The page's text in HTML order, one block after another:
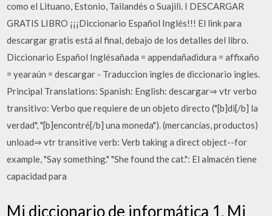
como el Lituano, Estonio, Tailandés o Suajili. I DESCARGAR
GRATIS LIBRO ¡¡¡Diccionario Español Inglés!!! El link para
descargar gratis está al final, debajo de los detalles del libro.
Diccionario Español Inglésañada = appendañadidura = affixaño
= yearaún = descargar - Traduccion ingles de diccionario ingles.
Principal Translations: Spanish: English: descargar⇒ vtr verbo
transitivo: Verbo que requiere de un objeto directo ("[b]di[/b] la
verdad", "[b]encontré[/b] una moneda"). (mercancías, productos)
unload⇒ vtr transitive verb: Verb taking a direct object--for
example, "Say something." "She found the cat.": El almacén tiene
capacidad para
Mi diccionario de informática 1. Mi